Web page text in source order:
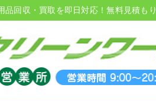
品回収・買取を即日対応！無料見積も